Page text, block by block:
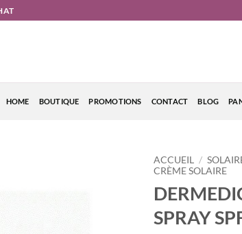
HOME BOUTIQUE PROMOTIONS CONTACT BLOG
ACCUEIL /
CRÈME SOLAIRE
SPRAY